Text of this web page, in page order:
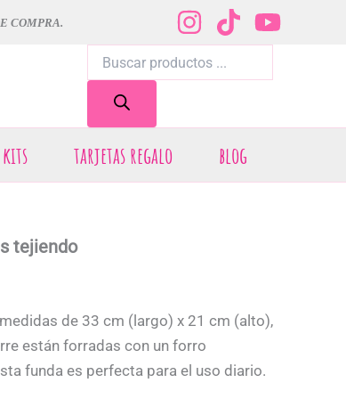
COMPRA.
kits tarjetas regalo blog
tejiendo
de 33 cm (largo) x 21 cm (alto),
están forradas con un forro
funda es perfecta para el uso diario.